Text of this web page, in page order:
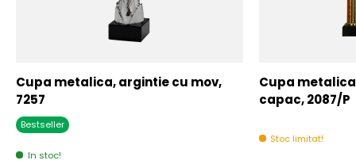
Cupa metalica, argintie cu mov,
7257
Bestseller
In stoc!
Cupa
capac, 2087/P
Stoc limitat!